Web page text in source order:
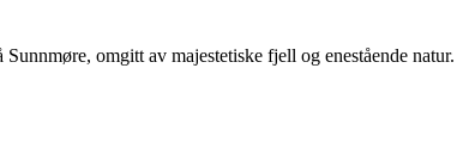
omgitt av majestetiske fjell og enestående natur.